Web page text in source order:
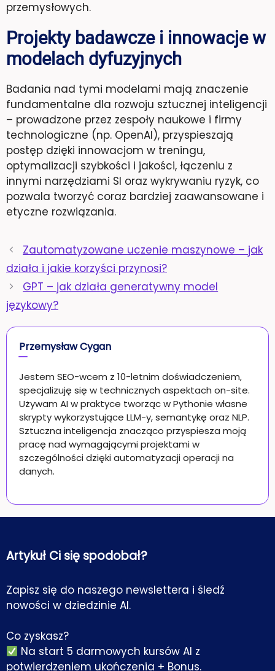
przemysłowych.
Projekty badawcze i innowacje w
modelach dyfuzyjnych
Badania nad tymi modelami mają znaczenie
fundamentalne dla rozwoju sztucznej inteligencji
– prowadzone przez zespoły naukowe i firmy
technologiczne (np. OpenAI), przyspieszają
postęp dzięki innowacjom w treningu,
optymalizacji szybkości i jakości, łączeniu z
innymi narzędziami SI oraz wykrywaniu ryzyk, co
pozwala tworzyć coraz bardziej zaawansowane i
etyczne rozwiązania.
Zautomatyzowane uczenie maszynowe – jak
działa i jakie korzyści przynosi?
GPT – jak działa generatywny model
językowy?
Przemysław Cygan
Jestem SEO-wcem z 10-letnim doświadczeniem,
specjalizuję się w technicznych aspektach on-site.
Używam AI w praktyce tworząc w Pythonie własne
skrypty wykorzystujące LLM-y, semantykę oraz NLP.
Sztuczna inteligencja znacząco przyspiesza moją
pracę nad wymagającymi projektami w
szczególności dzięki automatyzacji operacji na
danych.
Artykuł Ci się spodobał?
Zapisz się do naszego newslettera i śledź
nowości w dziedzinie AI.
Co zyskasz?
Na start 5 darmowych kursów AI z
potwierdzeniem ukończenia + Bonus.